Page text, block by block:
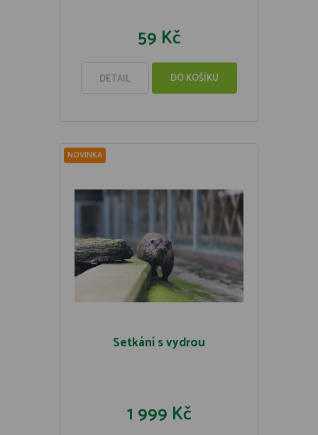
59 Kč
DETAIL DO KOŠÍKU
NOVINKA
Setkání s vydrou
1 999 Kč